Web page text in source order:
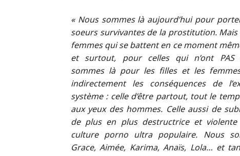
« Nous sommes là aujourd’hui pour
soeurs survivantes de la prostitution. Mais
femmes qui se battent en ce moment
et surtout, pour celles qui n’ont PAS
sommes là pour les filles et les
indirectement les conséquences de
système : celle d’être partout, tout le
aux yeux des hommes. Celle aussi de
de plus en plus destructrice et violente
culture porno ultra populaire. Nous
Grace, Aimée, Karima, Anaïs, Lola… et